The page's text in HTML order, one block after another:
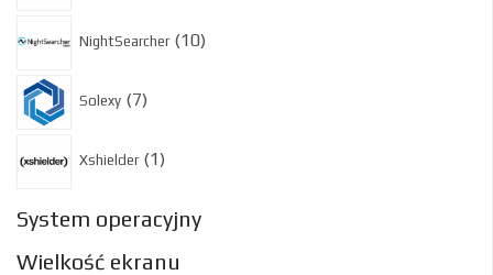
NightSearcher 10
Solexy 7
Xshielder 1
System operacyjny
Wielkość ekranu